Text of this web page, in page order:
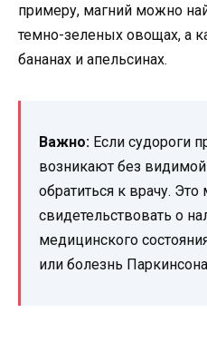
примеру, магний можно
темно-зеленых овощах, а
бананах и апельсинах.
Важно: Если судороги
возникают без
обратиться к врачу.
свидетельствовать о
медицинского
или болезнь